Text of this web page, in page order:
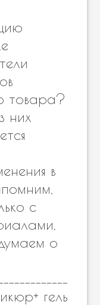
товара?
них
в
с
о
гель